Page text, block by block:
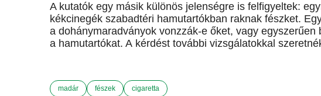
A kutatók egy másik különös jelenségre is felfigyeltek:
kékcinegék szabadtéri hamutartókban raknak fészket.
a dohánymaradványok vonzzák-e őket, vagy
a hamutartókat. A kérdést további vizsgálatokkal
madár fészek cigaretta